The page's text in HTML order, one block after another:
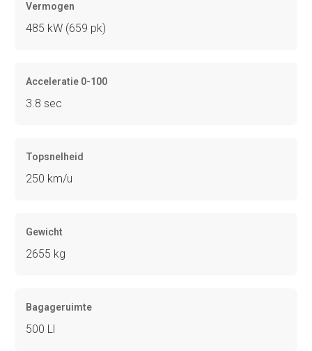
Vermogen
485 kW (659 pk)
Acceleratie 0-100
3.8 sec
Topsnelheid
250 km/u
Gewicht
2655 kg
Bagageruimte
500 Ll